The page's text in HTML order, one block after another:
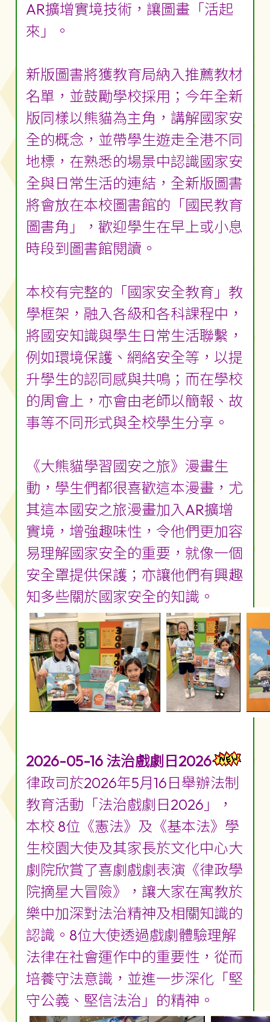
AR擴增實境技術，讓圖畫「活起
來」。
新版圖書將獲教育局納入推薦教材
名單，並鼓勵學校採用；今年全新
版同樣以熊貓為主角，講解國家安
全的概念，並帶學生遊走全港不同
地標，在熟悉的場景中認識國家安
全與日常生活的連結，全新版圖書
將會放在本校圖書館的「國民教育
圖書角」，歡迎學生在早上或小息
時段到圖書館閱讀。
本校有完整的「國家安全教育」教
學框架，融入各級和各科課程中，
將國安知識與學生日常生活聯繫，
例如環境保護、網絡安全等，以提
升學生的認同感與共鳴；而在學校
的周會上，亦會由老師以簡報、故
事等不同形式與全校學生分享。
《大熊貓學習國安之旅》漫畫生
動，學生們都很喜歡這本漫畫，尤
其這本國安之旅漫畫加入AR擴增
實境，增強趣味性，令他們更加容
易理解國家安全的重要，就像一個
安全罩提供保護；亦讓他們有興趣
知多些關於國家安全的知識。
2026-05-16 法治戲劇日2026
律政司於2026年5月16日舉辦法制
教育活動「法治戲劇日2026」，
本校 8位《憲法》及《基本法》學
生校園大使及其家長於文化中心大
劇院欣賞了喜劇戲劇表演《律政學
院摘星大冒險》，讓大家在寓教於
樂中加深對法治精神及相關知識的
認識。8位大使透過戲劇體驗理解
法律在社會運作中的重要性，從而
培養守法意識，並進一步深化「堅
守公義、堅信法治」的精神。